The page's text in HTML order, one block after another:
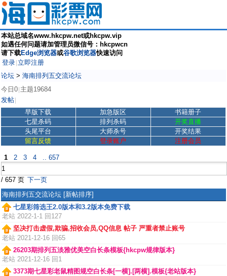
本站总域名www.hkcpw.net或hkcpw.vip
如遇任何问题请加管理员微信号：hkcpwcn
请下载Edge浏览器或谷歌浏览器快速访问
登录 立即注册
论坛 > 海南排列五交流论坛
今日0 主题19684
发帖
早版下载 加急版区
书籍册子
七星杀码
排列杀码
开奖直播
头尾平台
大师杀号
开奖结果
留言反馈
登录账户 注册会员
1 2 3 4 .. 657
/ 657 页 下一页
海南排列五交流论坛 [新帖排序]
七星彩筛选王2.0版本和3.2版本免费下载
老站 2022-1-1 回127
坚决打击虚假,欺骗,招收会员,QQ信息 帖子 严重者禁止账号
老站 2021-12-16 回65
26203期排列五淡雅优美空白长条模板{hkcpw规律版本}
老站 2021-12-16 回1
3373期七星彩老鼠精图规空白长条[一横].[两横].模板{老站版本}